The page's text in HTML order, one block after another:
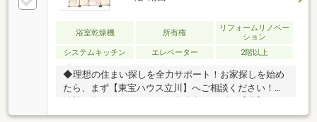
浴室乾燥機 所有権
リフォームリノベー
ション
システムキッチン
エレベーター 2階以上
◆理想の住まい探しを全力サポート！お家探しを始め
たら、まず【東宝ハウス立川】へご相談ください！ご
【理想】をお聞かせください。お客様に【安心・安